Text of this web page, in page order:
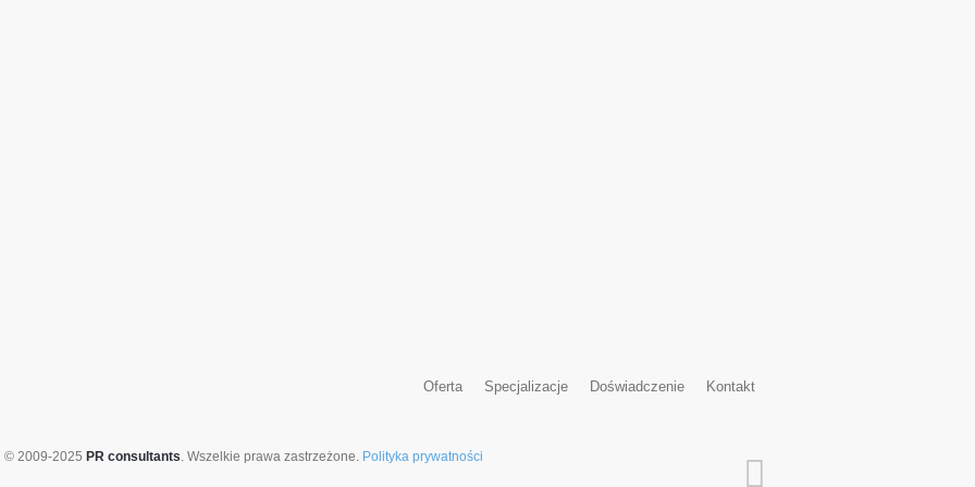
Oferta Specjalizacje Doświadczenie Kontakt
© 2009-2025 PR consultants. Wszelkie prawa zastrzeżone. Polityka prywatności